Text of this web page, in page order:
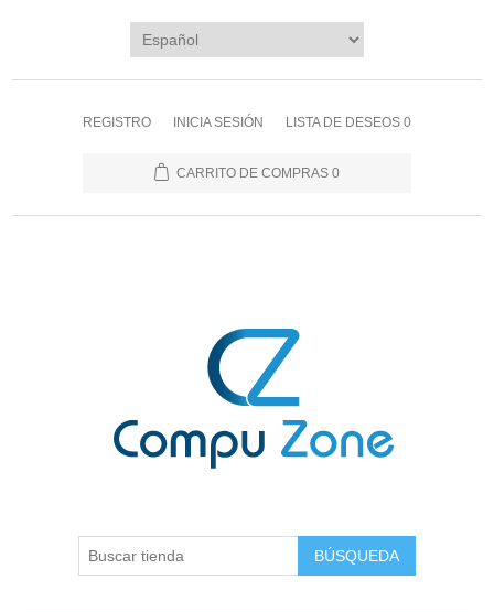
REGISTRO INICIA SESIÓN LISTA DE DESEOS 0
CARRITO DE COMPRAS 0
BÚSQUEDA